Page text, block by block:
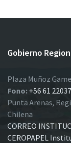
Gobierno
Plaza Muñoz
Fono: +56 61
Punta Arenas,
Chilena
CORREO
CEROPAPEL